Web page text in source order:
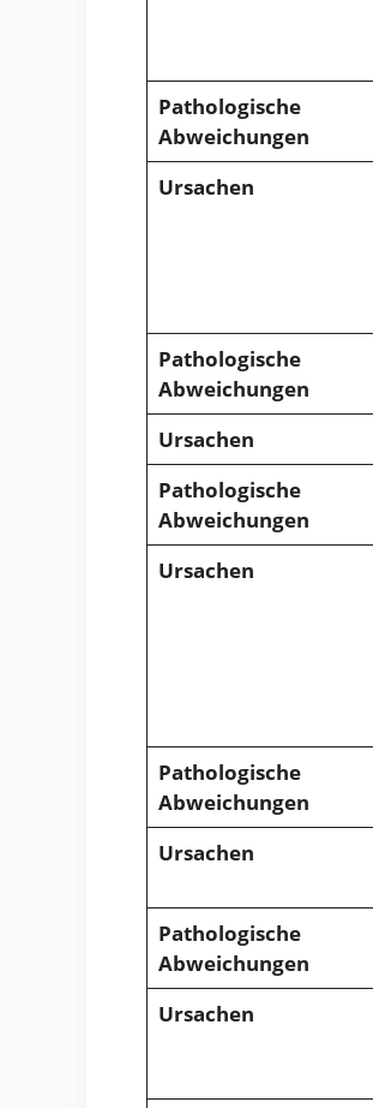
Pathologische
Abweichungen
Ursachen
Pathologische
Abweichungen
Ursachen
Pathologische
Abweichungen
Ursachen
Pathologische
Abweichungen
Ursachen
Pathologische
Abweichungen
Ursachen